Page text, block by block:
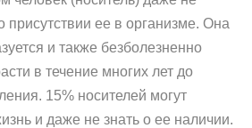
присутствии ее в организме. Она
и также безболезненно
в течение многих лет до
15% носителей могут
и даже не знать о ее наличии.